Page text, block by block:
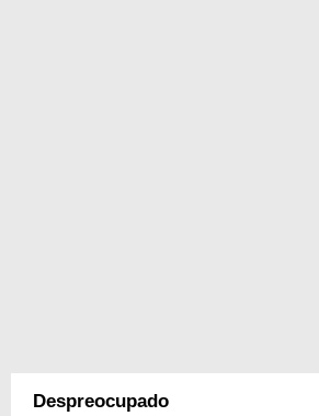
Despreocupado